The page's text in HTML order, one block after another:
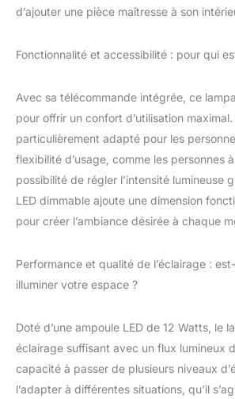
lumineuse:
LED,
Scène
lampadaire
s'adapte
au
à la
à manger ou
élégant coin
Emballage et
installer, il
resserrer la
de sécurité
avec de la
forme de
assurer un
d’ajouter une pièce maîtresse à son
Fonctionnalité et accessibilité : pour qui
Avec sa télécommande intégrée, ce
pour offrir un confort d’utilisation
particulièrement adapté pour les
flexibilité d’usage, comme les personnes
possibilité de régler l’intensité lumineuse
LED dimmable ajoute une dimension
pour créer l’ambiance désirée à chaque
Performance et qualité de l’éclairage :
illuminer votre espace ?
Doté d’une ampoule LED de 12 Watts, le
éclairage suffisant avec un flux lumineux
capacité à passer de plusieurs niveaux
l’adapter à différentes situations, qu’il